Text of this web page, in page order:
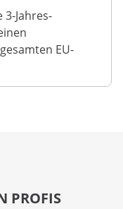
Jahres-
EU-
PROFIS